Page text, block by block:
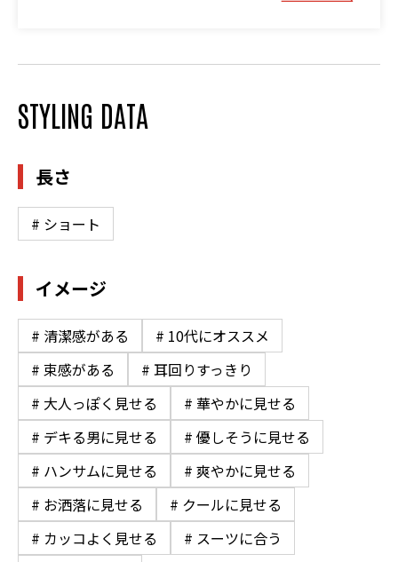
STYLING DATA
長さ
# ショート
イメージ
# 清潔感がある
# 10代にオススメ
# 束感がある
# 耳回りすっきり
# 大人っぽく見せる
# 華やかに見せる
# デキる男に見せる
# 優しそうに見せる
# ハンサムに見せる
# 爽やかに見せる
# お洒落に見せる
# クールに見せる
# カッコよく見せる
# スーツに合う